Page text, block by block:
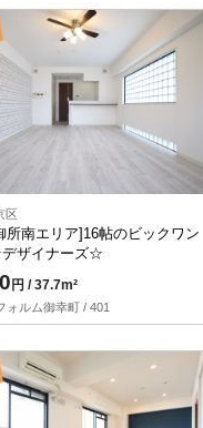
区
所南エリア]16帖のビックワン
ザイナーズ☆
円 / 37.7m²
ォルム御幸町 / 401